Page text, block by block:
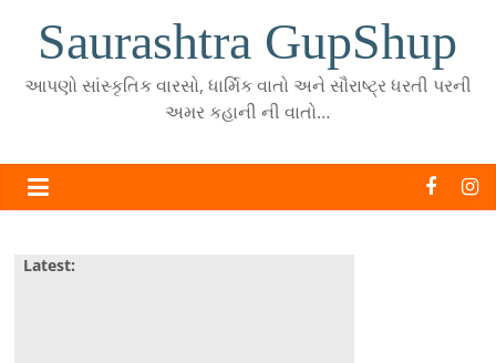
Saurashtra GupShup
આપણો સાંસ્કૃતિક વારસો, ધાર્મિક વાતો અને સૌરાષ્ટ્ર ધરતી પરની
અમર કહાની ની વાતો…
Latest: